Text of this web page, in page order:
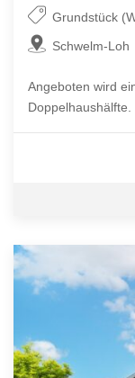
Grundstück
Schwelm-Loh
Angeboten wird
Doppelhaushälfte.